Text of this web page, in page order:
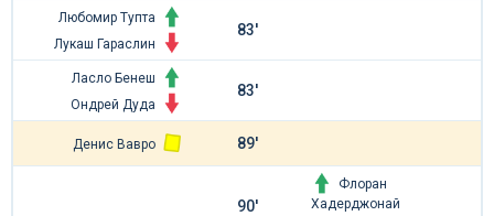
Любомир Тупта
Лукаш Гараслин
83'
Ласло Бенеш
Ондрей Дуда
83'
Денис Вавро 89'
90'
Флоран
Хадерджонай